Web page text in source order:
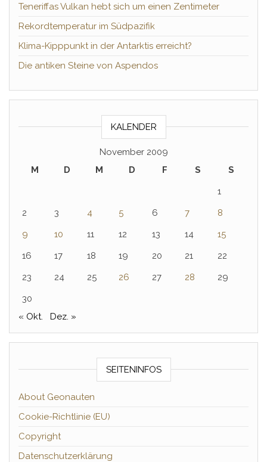
Teneriffas Vulkan hebt sich um einen Zentimeter
Rekordtemperatur im Südpazifik
Klima-Kipppunkt in der Antarktis erreicht?
Die antiken Steine von Aspendos
KALENDER
November 2009
M
D M D F S
S
1
2
3 4 5 6 7
8
9
10 11 12 13 14
15
16
17 18 19 20 21
22
23
24 25 26 27 28
29
30
« Okt.
Dez. »
SEITENINFOS
About Geonauten
Cookie-Richtlinie (EU)
Copyright
Datenschutzerklärung